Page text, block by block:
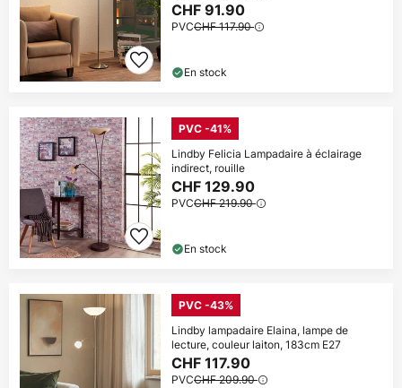
CHF 91.90
PVCCHF 117.90
En stock
PVC -41%
Lindby Felicia Lampadaire à éclairage
indirect, rouille
CHF 129.90
PVCCHF 219.90
En stock
PVC -43%
Lindby lampadaire Elaina, lampe de
lecture, couleur laiton, 183cm E27
CHF 117.90
PVCCHF 209.90